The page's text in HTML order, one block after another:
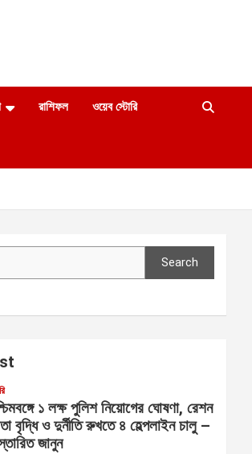
রাশিফল ওয়েব স্টোরি
Search
১ লক্ষ পুলিশ নিয়োগের ঘোষণা, রেশন
বৃদ্ধি ও দুর্নীতি রুখতে ৪ হেল্পলাইন চালু –
জানুন